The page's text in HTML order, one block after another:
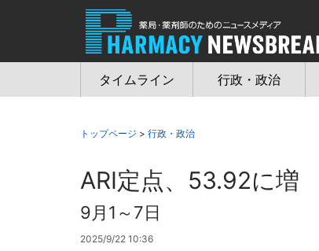
タイムライン 行政・政治
トップページ > 行政・政治
ARI定点、53.92に増
9月1～7日
2025/9/22 10:36